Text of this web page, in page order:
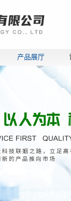
产品展厅